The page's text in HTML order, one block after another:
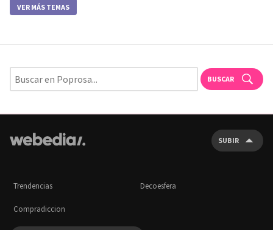
VER MÁS TEMAS
BUSCAR
SUBIR
Trendencias Decoesfera
Compradiccion